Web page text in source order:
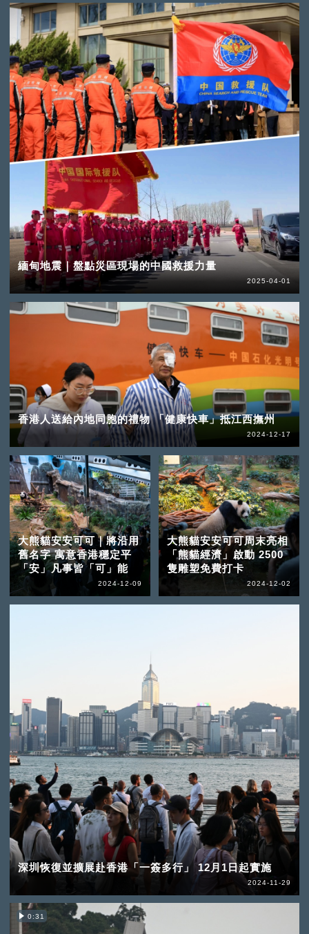
緬甸地震｜盤點災區現場的中國救援力量
2025-04-01
香港人送給內地同胞的禮物 「健康快車」抵江西撫州
2024-12-17
大熊貓安安可可｜將沿用
舊名字 寓意香港穩定平
「安」凡事皆「可」能
2024-12-09
大熊貓安安可可周末亮相
「熊貓經濟」啟動 2500
隻雕塑免費打卡
2024-12-02
深圳恢復並擴展赴香港「一簽多行」 12月1日起實施
2024-11-29
0:31